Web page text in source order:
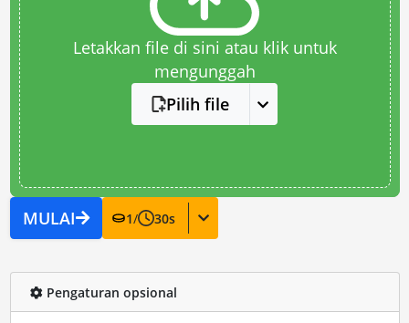
Letakkan file di sini atau klik untuk
mengunggah
Pilih file
MULAI 1/ 30s
Pengaturan opsional